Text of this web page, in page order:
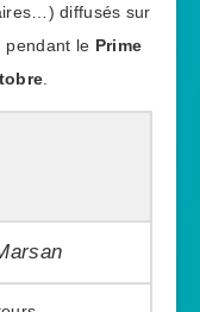
diffusés sur
pendant le Prime